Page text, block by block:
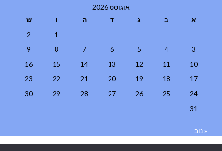
אוגוסט 2026
א
ב ג ד ה ו
ש
1
2
3
4
5
6
7
8
9
10
11
12
13
14
15
16
17
18
19
20
21
22
23
24
25
26
27
28
29
30
31
« נוב